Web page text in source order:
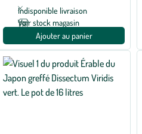
Indisponible livraison
Voir stock magasin
Ajouter au panier